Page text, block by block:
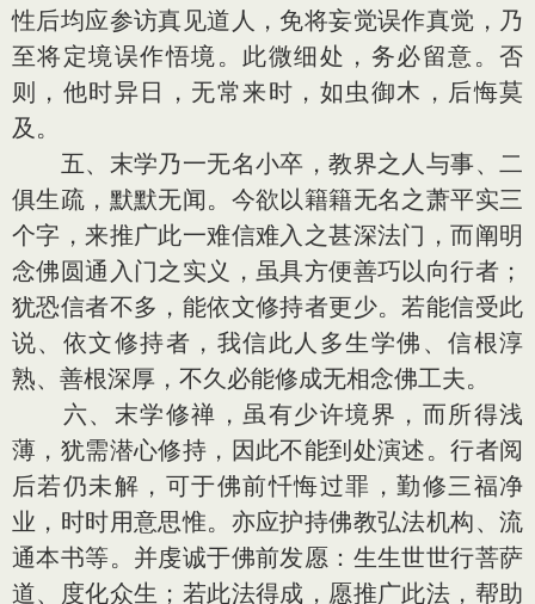
性后均应参访真见道人，免将妄觉误作真觉，乃
至将定境误作悟境。此微细处，务必留意。否
则，他时异日，无常来时，如虫御木，后悔莫
及。
五、末学乃一无名小卒，教界之人与事、二
俱生疏，默默无闻。今欲以籍籍无名之萧平实三
个字，来推广此一难信难入之甚深法门，而阐明
念佛圆通入门之实义，虽具方便善巧以向行者；
犹恐信者不多，能依文修持者更少。若能信受此
说、依文修持者，我信此人多生学佛、信根淳
熟、善根深厚，不久必能修成无相念佛工夫。
六、末学修禅，虽有少许境界，而所得浅
薄，犹需潜心修持，因此不能到处演述。行者阅
后若仍未解，可于佛前忏悔过罪，勤修三福净
业，时时用意思惟。亦应护持佛教弘法机构、流
通本书等。并虔诚于佛前发愿：生生世世行菩萨
道、度化众生；若此法得成，愿推广此法，帮助